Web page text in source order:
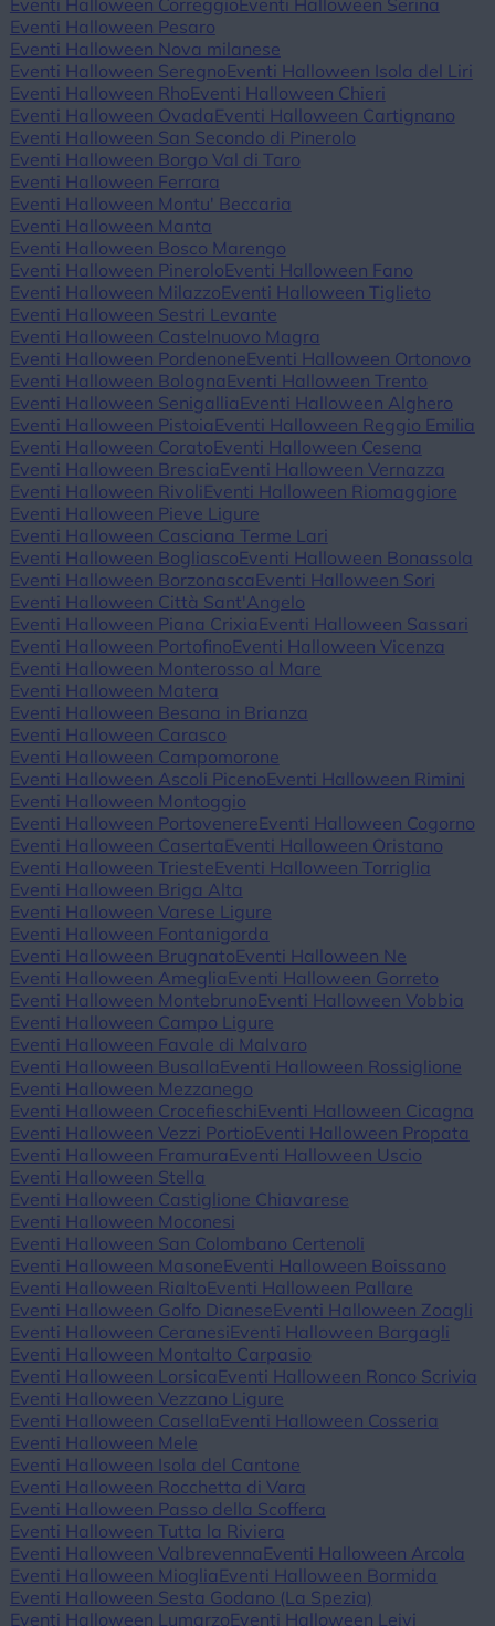
Eventi Halloween CorreggioEventi Halloween Serina
Eventi Halloween Pesaro
Eventi Halloween Nova milanese
Eventi Halloween SeregnoEventi Halloween Isola del Liri
Eventi Halloween RhoEventi Halloween Chieri
Eventi Halloween Ovada Eventi Halloween Cartignano
Eventi Halloween San Secondo di Pinerolo
Eventi Halloween Borgo Val di Taro
Eventi Halloween Ferrara
Eventi Halloween Montu' Beccaria
Eventi Halloween Manta
Eventi Halloween Bosco Marengo
Eventi Halloween PineroloEventi Halloween Fano
Eventi Halloween MilazzoEventi Halloween Tiglieto
Eventi Halloween Sestri Levante
Eventi Halloween Castelnuovo Magra
Eventi Halloween PordenoneEventi Halloween Ortonovo
Eventi Halloween Bologna Eventi Halloween Trento
Eventi Halloween Senigallia Eventi Halloween Alghero
Eventi Halloween Pistoia Eventi Halloween Reggio Emilia
Eventi Halloween CoratoEventi Halloween Cesena
Eventi Halloween Brescia Eventi Halloween Vernazza
Eventi Halloween RivoliEventi Halloween Riomaggiore
Eventi Halloween Pieve Ligure
Eventi Halloween Casciana Terme Lari
Eventi Halloween BogliascoEventi Halloween Bonassola
Eventi Halloween Borzonasca Eventi Halloween Sori
Eventi Halloween Città Sant'Angelo
Eventi Halloween Piana Crixia Eventi Halloween Sassari
Eventi Halloween PortofinoEventi Halloween Vicenza
Eventi Halloween Monterosso al Mare
Eventi Halloween Matera
Eventi Halloween Besana in Brianza
Eventi Halloween Carasco
Eventi Halloween Campomorone
Eventi Halloween Ascoli PicenoEventi Halloween Rimini
Eventi Halloween Montoggio
Eventi Halloween PortovenereEventi Halloween Cogorno
Eventi Halloween Caserta Eventi Halloween Oristano
Eventi Halloween TriesteEventi Halloween Torriglia
Eventi Halloween Briga Alta
Eventi Halloween Varese Ligure
Eventi Halloween Fontanigorda
Eventi Halloween BrugnatoEventi Halloween Ne
Eventi Halloween Ameglia Eventi Halloween Gorreto
Eventi Halloween MontebrunoEventi Halloween Vobbia
Eventi Halloween Campo Ligure
Eventi Halloween Favale di Malvaro
Eventi Halloween Busalla Eventi Halloween Rossiglione
Eventi Halloween Mezzanego
Eventi Halloween CrocefieschiEventi Halloween Cicagna
Eventi Halloween Vezzi PortioEventi Halloween Propata
Eventi Halloween Framura Eventi Halloween Uscio
Eventi Halloween Stella
Eventi Halloween Castiglione Chiavarese
Eventi Halloween Moconesi
Eventi Halloween San Colombano Certenoli
Eventi Halloween MasoneEventi Halloween Boissano
Eventi Halloween RialtoEventi Halloween Pallare
Eventi Halloween Golfo DianeseEventi Halloween Zoagli
Eventi Halloween CeranesiEventi Halloween Bargagli
Eventi Halloween Montalto Carpasio
Eventi Halloween Lorsica Eventi Halloween Ronco Scrivia
Eventi Halloween Vezzano Ligure
Eventi Halloween Casella Eventi Halloween Cosseria
Eventi Halloween Mele
Eventi Halloween Isola del Cantone
Eventi Halloween Rocchetta di Vara
Eventi Halloween Passo della Scoffera
Eventi Halloween Tutta la Riviera
Eventi Halloween Valbrevenna Eventi Halloween Arcola
Eventi Halloween Mioglia Eventi Halloween Bormida
Eventi Halloween Sesta Godano (La Spezia)
Eventi Halloween LumarzoEventi Halloween Leivi